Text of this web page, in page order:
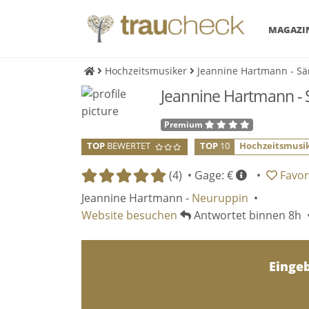
Hochzeitsmusiker Jeannine Hartmann -
Jeannine Hartmann
Premium
TOP BEWERTET TOP 10
(4) • Gage: € •
Jeannine Hartmann - Neuruppin •
Website besuchen
Antwortet binnen 8h